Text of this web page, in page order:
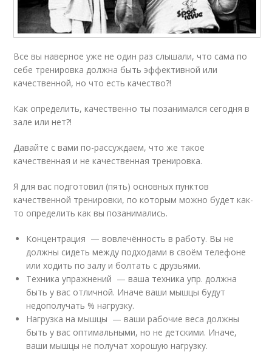
Все вы наверное уже не один раз слышали, что сама по
себе тренировка должна быть эффективной или
качественной, но что есть качество?!
Как определить, качественно ты позанимался сегодня в
зале или нет?!
Давайте с вами по-рассуждаем, что же такое
качественная и не качественная тренировка.
Я для вас подготовил (пять) основных пунктов
качественной тренировки, по которым можно будет как-
то определить как вы позанимались.
Концентрация — вовлечённость в работу. Вы не
должны сидеть между подходами в своём телефоне
или ходить по залу и болтать с друзьями.
Техника упражнений — ваша техника упр. должна
быть у вас отличной. Иначе ваши мышцы будут
недополучать % нагрузку.
Нагрузка на мышцы — ваши рабочие веса должны
быть у вас оптимальными, но не детскими. Иначе,
ваши мышцы не получат хорошую нагрузку.